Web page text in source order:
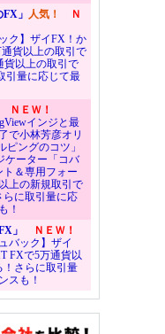
」 人気！
Ｎ
ク】ザイFX！か
貨以上の取引で
貨以上の取引で
引量に応じて最
ＮＥＷ！
インジと最
で小林芳彦オリ
ングのコツ」
ケーター「コバ
＆専用フォー
上の新規取引で
らに取引量に応
！
」
ＮＥＷ！
バック】ザイ
FXで5万通貨以
！さらに取引量
スも！